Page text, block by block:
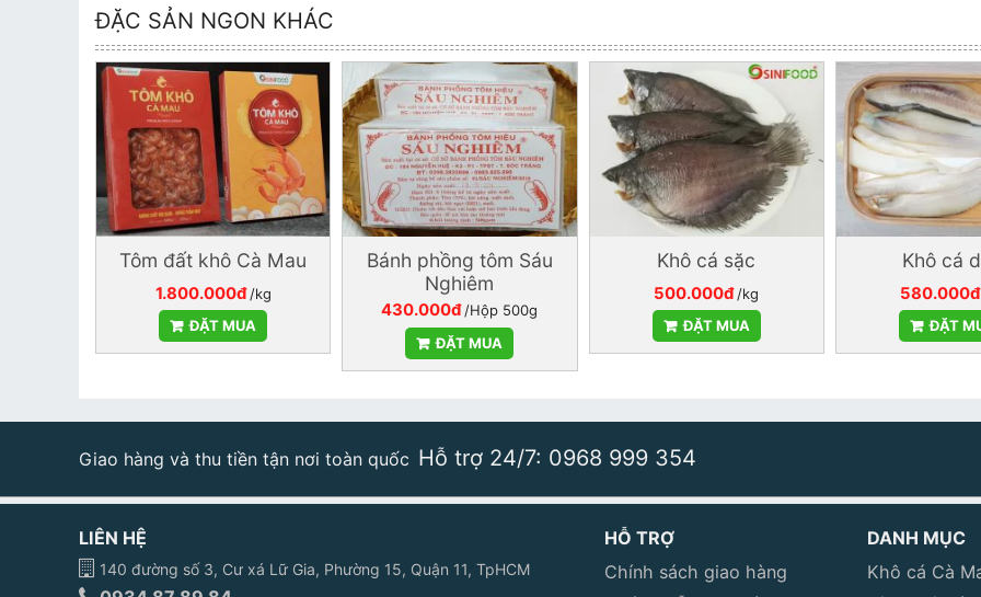
ĐẶC SẢN NGON KHÁC
Tôm đất khô Cà Mau
1.800.000đ /kg
ĐẶT MUA
Bánh phồng tôm Sáu
Nghiêm
430.000đ/Hộp 500g
ĐẶT MUA
Khô cá sặc
500.000đ /kg
ĐẶT MUA
Khô cá
580.000đ
ĐẶT
Giao hàng và thu tiền tận nơi toàn quốc Hỗ trợ 24/7: 0968 999 354
LIÊN HỆ
140 đường số 3, Cư xá Lữ Gia, Phường 15, Quận 11, TpHCM
HỖ TRỢ
Chính sách giao hàng
DANH MỤC
Khô cá Cà